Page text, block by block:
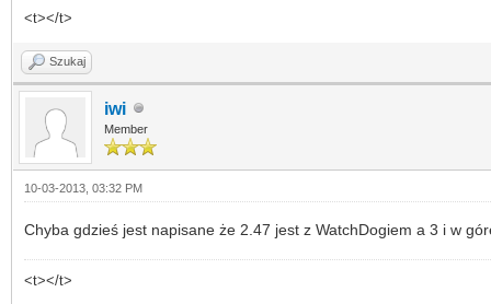
<t></t>
Szukaj
iwi
Member
10-03-2013, 03:32 PM
Chyba gdzieś jest napisane że 2.47 jest z WatchDogiem a 3 i w
<t></t>